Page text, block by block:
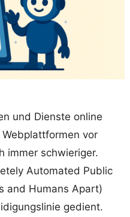
und Dienste online
vor
immer schwieriger.
Automated Public
and Humans Apart)
gedient.